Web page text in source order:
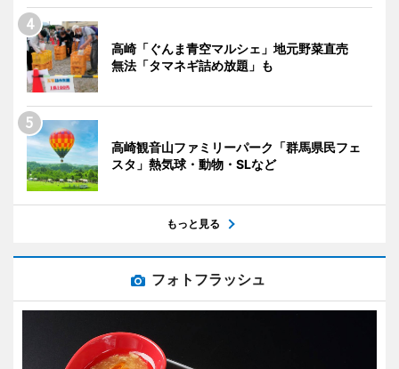
高崎「ぐんま青空マルシェ」地元野菜直売
無法「タマネギ詰め放題」も
高崎観音山ファミリーパーク「群馬県民フェ
スタ」熱気球・動物・SLなど
もっと見る
フォトフラッシュ